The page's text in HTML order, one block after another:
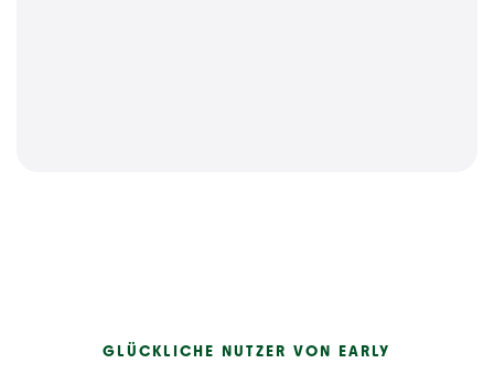
GLÜCKLICHE NUTZER VON EARLY